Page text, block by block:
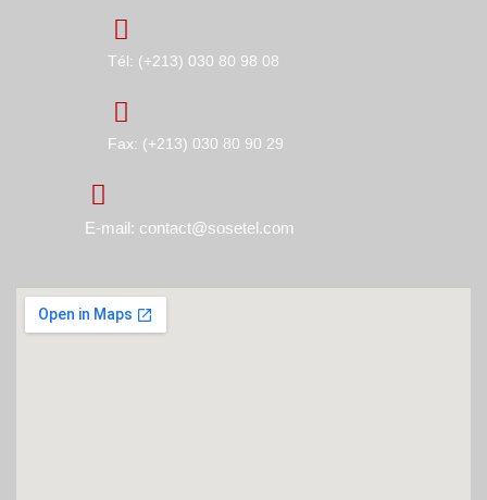
Tél: (+213) 030 80 98 08
Fax: (+213) 030 80 90 29
E-mail: contact@sosetel.com